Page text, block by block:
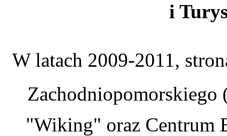
i
W latach 2009-2011,
Zachodniopomorskiego
"Wiking" oraz